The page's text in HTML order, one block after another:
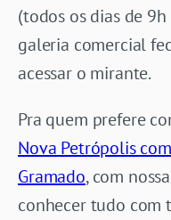
(todos os dias de
galeria comercial
acessar o mirante.
Pra quem prefere
Nova Petrópolis
Gramado, com
conhecer tudo com